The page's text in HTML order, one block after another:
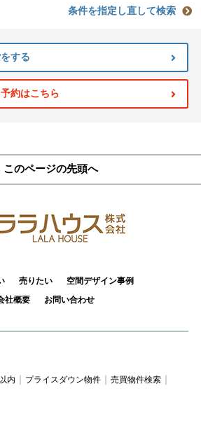
スタッフ紹介
来店予約
条件を指定し直して検索
する
約はこちら
このページの先頭へ
売りたい
空間デザイン事例
社概要 お問い合わせ
内 プライスダウン物件
売買物件検索